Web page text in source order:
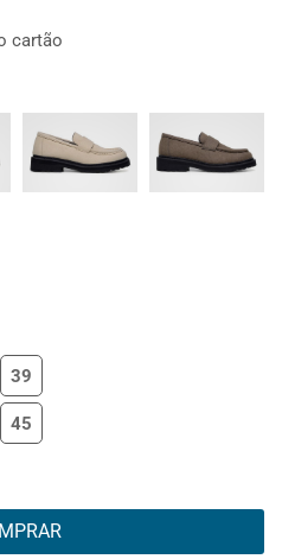
cartão
39
45